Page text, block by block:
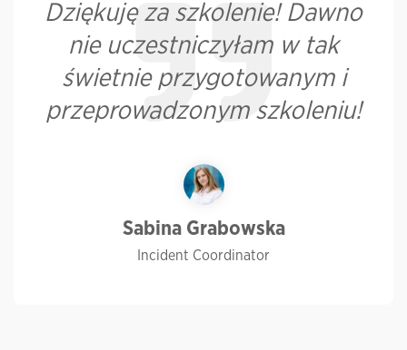
Dziękuję za szkolenie! Dawno
nie uczestniczyłam w tak
świetnie przygotowanym i
przeprowadzonym szkoleniu!
Sabina Grabowska
Incident Coordinator